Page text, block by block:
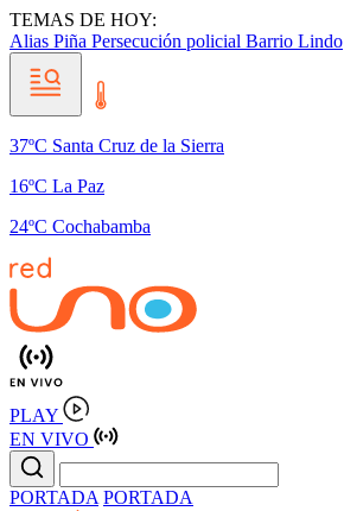
TEMAS DE HOY:
Alias Piña Persecución policial Barrio Lindo
37ºC Santa Cruz de la Sierra
16ºC La Paz
24ºC Cochabamba
PLAY
EN VIVO
PORTADA PORTADA